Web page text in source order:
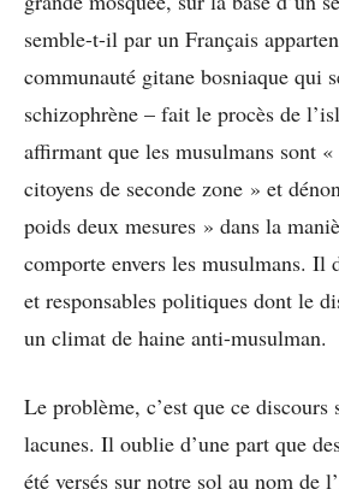
semble-t-il par un Français
communauté gitane bosniaque qui
schizophrène – fait le procès de
affirmant que les musulmans sont
citoyens de seconde zone » et
poids deux mesures » dans la
comporte envers les musulmans. Il
et responsables politiques dont le
un climat de haine anti-musulman.
Le problème, c’est que ce discours
lacunes. Il oublie d’une part que
été versés sur notre sol au nom de